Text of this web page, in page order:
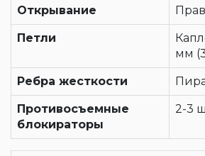
Открывание
Петли
мм
Ребра жесткости
Противосъемные
блокираторы
2-3